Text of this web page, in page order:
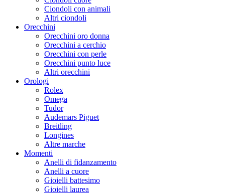
Ciondoli con animali
Altri ciondoli
Orecchini
Orecchini oro donna
Orecchini a cerchio
Orecchini con perle
Orecchini punto luce
Altri orecchini
Orologi
Rolex
Omega
Tudor
Audemars Piguet
Breitling
Longines
Altre marche
Momenti
Anelli di fidanzamento
Anelli a cuore
Gioielli battesimo
Gioielli laurea